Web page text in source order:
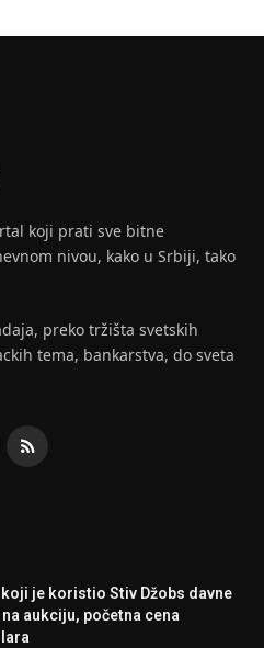
koji prati sve bitne
nivou, kako u Srbiji, tako
preko tržišta svetskih
tema, bankarstva, do sveta
RSS
je koristio Stiv Džobs davne
aukciju, početna cena